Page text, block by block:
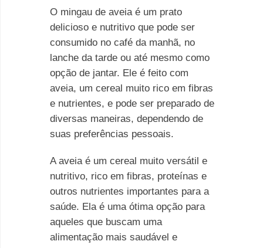
O mingau de aveia é um prato
delicioso e nutritivo que pode ser
consumido no café da manhã, no
lanche da tarde ou até mesmo como
opção de jantar. Ele é feito com
aveia, um cereal muito rico em fibras
e nutrientes, e pode ser preparado de
diversas maneiras, dependendo de
suas preferências pessoais.
A aveia é um cereal muito versátil e
nutritivo, rico em fibras, proteínas e
outros nutrientes importantes para a
saúde. Ela é uma ótima opção para
aqueles que buscam uma
alimentação mais saudável e